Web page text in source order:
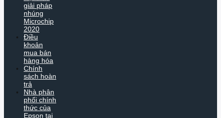
giải pháp
nhúng
Microchip
2020
Điều
khoản
mua bán
hàng hóa
Chính
sách hoàn
trả
Nhà phân
phối chính
thức của
Epson tại